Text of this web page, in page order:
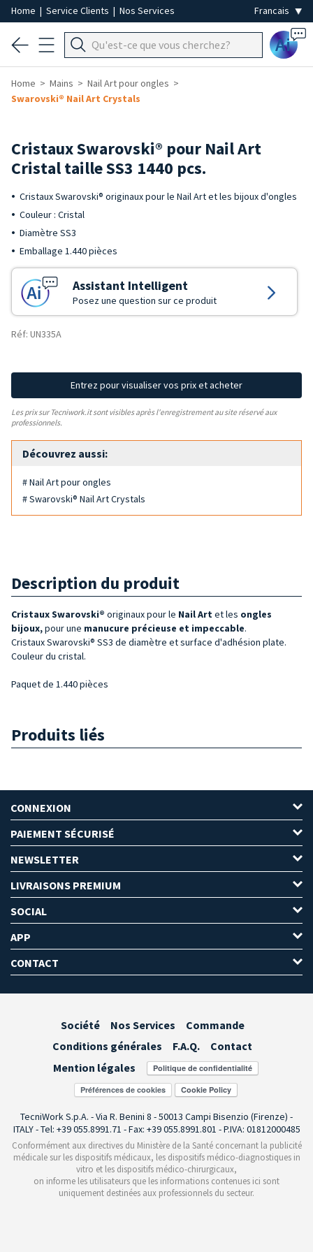
Home | Service Clients | Nos Services
Ai
Home Mains
Nail Art pour ongles
Swarovski® Nail Art Crystals
Cristaux Swarovski® pour Nail Art
Cristal taille SS3 1440 pcs.
Cristaux Swarovski® originaux pour le Nail Art et les bijoux d'ongles
Couleur : Cristal
Diamètre SS3
Emballage 1.440 pièces
Assistant Intelligent
Posez une question sur ce produit
Réf: UN335A
Entrez pour visualiser vos prix et acheter
Les prix sur Tecniwork.it sont visibles après l'enregistrement au site réservé aux
professionnels.
Découvrez aussi:
# Nail Art pour ongles
# Swarovski® Nail Art Crystals
Description du produit
Cristaux Swarovski® originaux pour le Nail Art et les ongles
bijoux,pour une manucure précieuse et impeccable.
Cristaux Swarovski® SS3 de diamètre et surface d'adhésion plate.
Couleur du cristal.
Paquet de 1.440 pièces
Produits liés
CONNEXION
PAIEMENT SÉCURISÉ
NEWSLETTER
LIVRAISONS PREMIUM
SOCIAL
APP
CONTACT
Société Nos Services
Commande
Conditions générales
F.A.Q.
Contact
Mention légales
Préférences de cookies
TecniWork S.p.A. - Via R. Benini 8 - 50013 Campi Bisenzio (Firenze) -
ITALY - Tel: +39 055.8991.71 - Fax: +39 055.8991.801 - P.IVA: 01812000485
Conformément aux directives du Ministère de la Santé concernant la publicité
médicale sur les dispositifs médicaux, les dispositifs médico-diagnostiques in
vitro et les dispositifs médico-chirurgicaux,
on informe les utilisateurs que les informations contenues ici sont
uniquement destinées aux professionnels du secteur.